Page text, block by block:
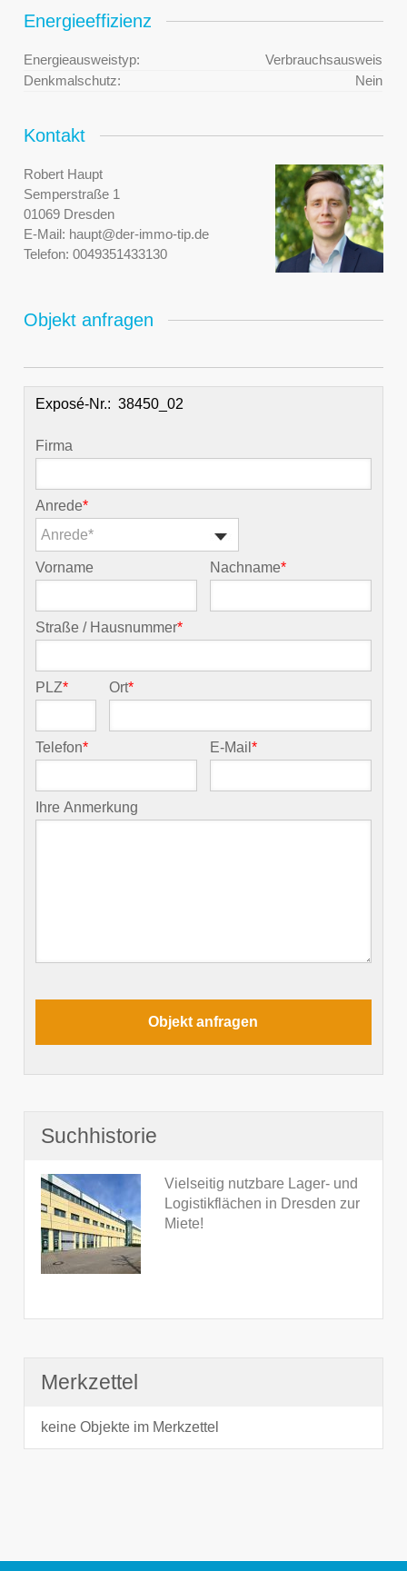
Energieeffizienz
Energieausweistyp:
Verbrauchsausweis
Denkmalschutz:
Nein
Kontakt
Robert Haupt
Semperstraße 1
01069 Dresden
E-Mail: haupt@der-immo-tip.de
Telefon: 0049351433130
Objekt anfragen
Exposé-Nr.:
Firma
Anrede*
Anrede*
Vorname Nachname*
Straße / Hausnummer*
PLZ* Ort*
Telefon* E-Mail*
Ihre Anmerkung
Suchhistorie
Vielseitig nutzbare Lager- und
Logistikflächen in Dresden zur
Miete!
Merkzettel
keine Objekte im Merkzettel